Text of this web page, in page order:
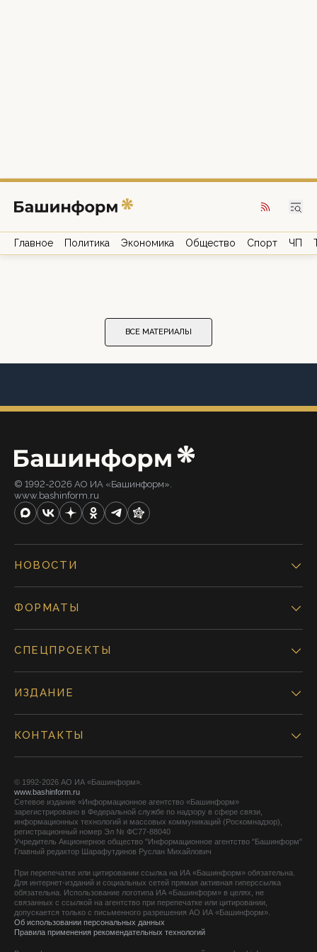
Главное Политика Экономика Общество Спорт ЧП
ВСЕ МАТЕРИАЛЫ
© 1992-2026 АО ИА «Башинформ».
www.bashinform.ru
НОВОСТИ
ФОРМАТЫ
СПЕЦПРОЕКТЫ
ИЗДАНИЕ
КОНТАКТЫ
© 1992-2026 АО ИА «Башинформ».
www.bashinform.ru
Сетевое издание «Информационное агентство «Башинформ»
зарегистрировано в Федеральной службе по надзору в сфере связи,
информационных технологий и массовых коммуникаций (Роскомнадзор),
регистрационный номер Эл № ФС77-88040
Учредитель Акционерное общество "Информационное агентство "Башинформ"
Главный редактор Шарафутдинов Руслан Михайлович
При перепечатке или цитировании ссылка на ИА «Башинформ» обязательна.
Для интернет-изданий и социальных сетей прямая активная гиперссылка
обязательна. Использование логотипа ИА «Башинформ» в целях, не
связанных с ссылкой на агентство при перепечатке или цитировании,
допускается только с письменного разрешения АО ИА «Башинформ».
Об использовании персональных данных
Правила применения рекомендательных технологий